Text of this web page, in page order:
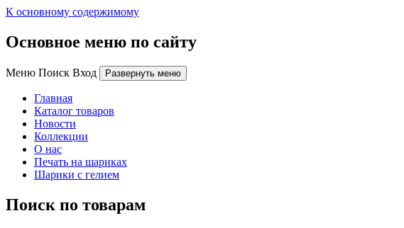
К основному содержимому
Основное меню по сайту
Меню Поиск Вход Развернуть меню
Главная
Каталог товаров
Новости
Коллекции
О нас
Печать на шариках
Шарики с гелием
Поиск по товарам